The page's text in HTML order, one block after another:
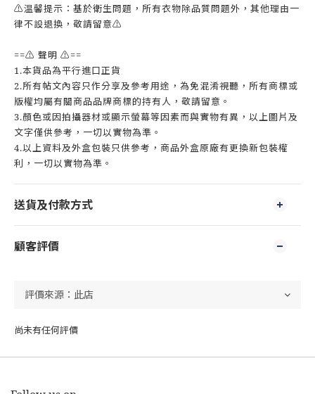
⚠️温馨提示：基於衛生問題，所有衣物除品質問題外，其他理由一
律不設退換，敬請留意⚠️
==⚠️ 聲明 ⚠️==
1.本貨品為平行進口正貨
2.所有帖文內容只作分享及參考用途，為免混淆視聽，所有商標或
版權均屬有關商品品牌商標的持有人，敬請留意。
3.顏色或因拍攝器材或顯示螢幕等因素而與實物有異，以上圖片及
文字僅供參考，一切以實物為準。
4.以上資料及外盒包裝只供參考，商品外盒原廠有更換新包裝權
利，一切以實物為準。
送貨及付款方式
顧客評價
尚未有任何評價